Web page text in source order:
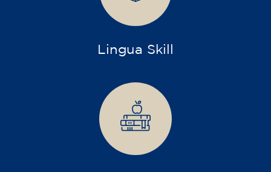
Lingua Skill